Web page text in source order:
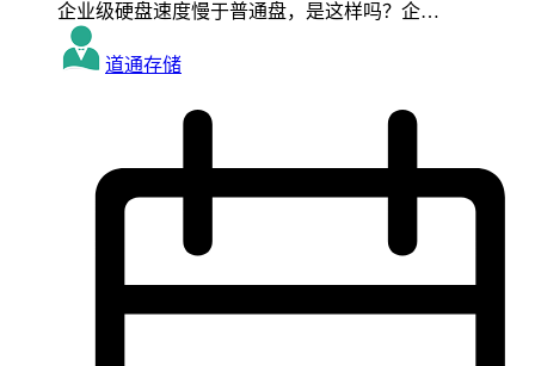
企业级硬盘速度慢于普通盘，是这样吗？企…
道通存储